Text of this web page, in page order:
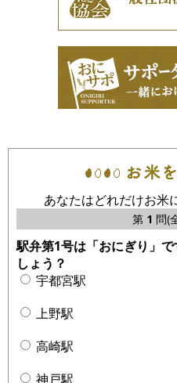
あなたはどれだけお米
第 1 問(
駅弁第1号は「おにぎり」
しょう？
宇都宮駅
上野駅
高崎駅
神戸駅